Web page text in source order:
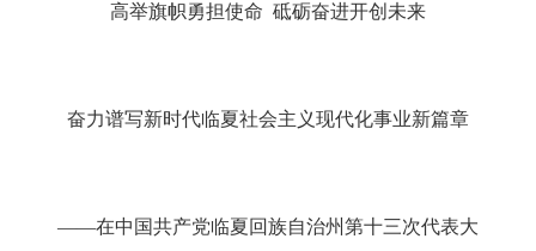
高举旗帜勇担使命 砥砺奋进开创未来
奋力谱写新时代临夏社会主义现代化事业新篇章
——在中国共产党临夏回族自治州第十三次代表大